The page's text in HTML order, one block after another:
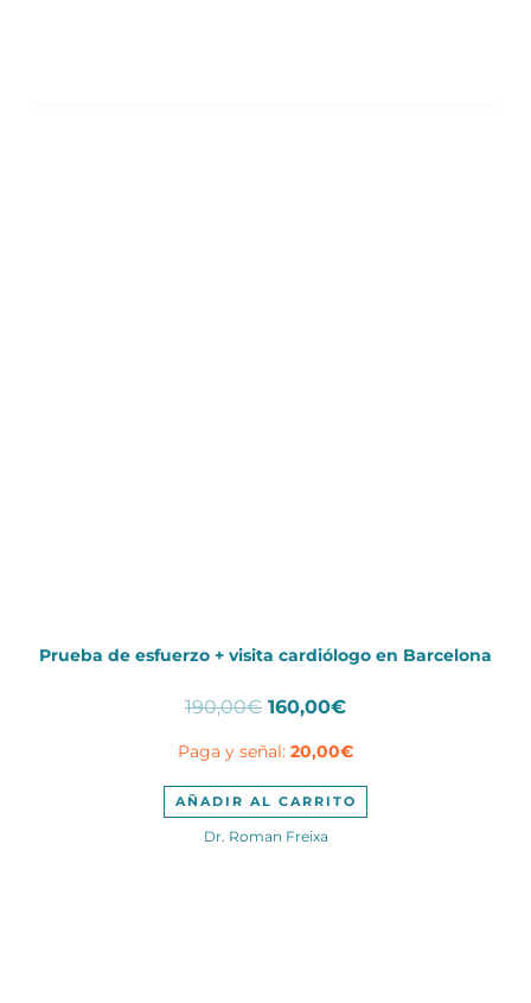
Prueba de esfuerzo + visita cardiólogo en Barcelona
190,00€ El
original
era:
190,00€.
160,00€El
actual
es:
160,00€.
Paga y señal: 20,00€
AÑADIR AL CARRITO
Dr. Roman Freixa